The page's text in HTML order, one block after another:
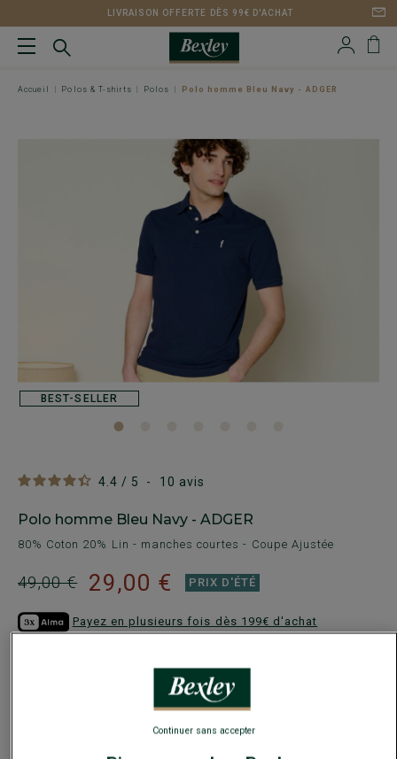
LIVRAISON OFFERTE DÈS 99€ D'ACHAT
Accueil Polos & T-shirts Polos Polo homme Bleu Navy - ADGER
4.4 / 5 - 10 avis
Polo homme Bleu Navy - ADGER
80% Coton 20% Lin - manches courtes - Coupe Ajustée
49,00 € 29,00 € PRIX D'ÉTÉ
Payez en plusieurs fois dès 199€ d'achat
BEST-SELLER
Continuer sans accepter